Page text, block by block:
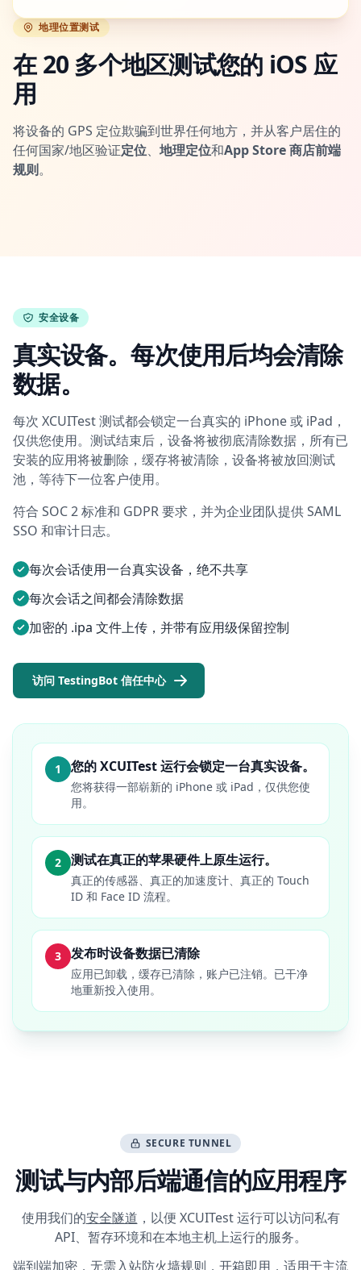
地理位置测试
在 20 多个地区测试您的 iOS 应
用
将设备的 GPS 定位欺骗到世界任何地方，并从客户居住的
任何国家/地区验证定位、 地理定位和App Store 商店前端
规则。
安全设备
真实设备。每次使用后均会清除
数据。
每次 XCUITest 测试都会锁定一台真实的 iPhone 或 iPad，
仅供您使用。测试结束后，设备将被彻底清除数据，所有已
安装的应用将被删除，缓存将被清除，设备将被放回测试
池，等待下一位客户使用。
符合 SOC 2 标准和 GDPR 要求，并为企业团队提供 SAML
SSO 和审计日志。
每次会话使用一台真实设备，绝不共享
每次会话之间都会清除数据
加密的 .ipa 文件上传，并带有应用级保留控制
访问 TestingBot 信任中心
1 您的 XCUITest 运行会锁定一台真实设备。
您将获得一部崭新的 iPhone 或 iPad，仅供您使
用。
2 测试在真正的苹果硬件上原生运行。
真正的传感器、真正的加速度计、真正的 Touch
ID 和 Face ID 流程。
3 发布时设备数据已清除
应用已卸载，缓存已清除，账户已注销。已干净
地重新投入使用。
SECURE TUNNEL
测试与内部后端通信的应用程序
使用我们的安全隧道 ，以便 XCUITest 运行可以访问私有
API、暂存环境和在本地主机上运行的服务。
端到端加密，无需入站防火墙规则，开箱即用，适用于主流